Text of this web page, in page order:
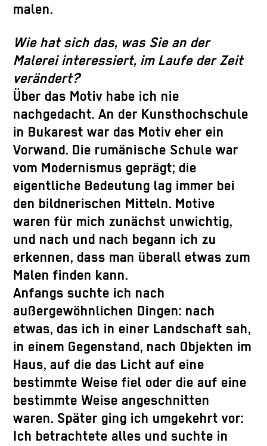
malen.
Wie hat sich das, was Sie an der
Malerei interessiert, im Laufe der Zeit
verändert?
Über das Motiv habe ich nie
nachgedacht. An der Kunsthochschule
in Bukarest war das Motiv eher ein
Vorwand. Die rumänische Schule war
vom Modernismus geprägt; die
eigentliche Bedeutung lag immer bei
den bildnerischen Mitteln. Motive
waren für mich zunächst unwichtig,
und nach und nach begann ich zu
erkennen, dass man überall etwas zum
Malen finden kann.
Anfangs suchte ich nach
außergewöhnlichen Dingen: nach
etwas, das ich in einer Landschaft sah,
in einem Gegenstand, nach Objekten im
Haus, auf die das Licht auf eine
bestimmte Weise fiel oder die auf eine
bestimmte Weise angeschnitten
waren. Später ging ich umgekehrt vor:
Ich betrachtete alles und suchte in